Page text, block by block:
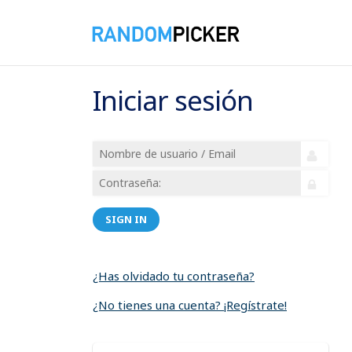
Iniciar sesión
SIGN IN
¿Has olvidado tu contraseña?
¿No tienes una cuenta? ¡Regístrate!